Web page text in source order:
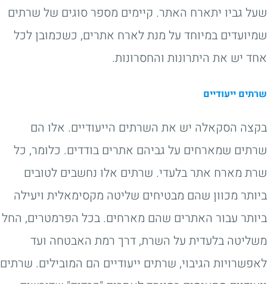
שעל גביו יתארח האתר. קיימים מספר סוגים של שרתים
שמיועדים במיוחד על מנת לארח אתרים, כשכמובן לכל
אחד יש את היתרונות והחסרונות.
שרתים ייעודיים
בקצה הסקאלה יש את השרתים הייעודיים. אלו הם
שרתים שמארחים על גביהם אתרים בודדים. כלומר, כל
שרת מארח אתר בלעדי. שרתים אלו נחשבים לטובים
ביותר מכוון שהם מבטיחים שליטה מקסימאלית ויעילה
ביותר עבור האתרים שהם מארחים. בכל הפרמטרים, החל
משליטה בלעדית על השרת, דרך רמת האבטחה ועד
לאפשרויות הגיבוי, שרתים ייעודיים הם המובילים. שרתים